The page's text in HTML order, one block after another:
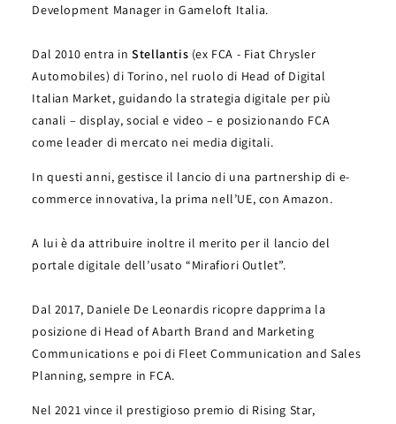
Development Manager in Gameloft Italia.
Dal 2010 entra inStellantis (ex FCA - Fiat Chrysler
Automobiles) di Torino, nel ruolo di Head of Digital
Italian Market, guidando la strategia digitale per più
canali – display, social e video – e posizionando FCA
come leader di mercato nei media digitali.
In questi anni, gestisce il lancio di una partnership di e-
commerce innovativa, la prima nell’UE, con Amazon.
A lui è da attribuire inoltre il merito per il lancio del
portale digitale dell’usato “Mirafiori Outlet”.
Dal 2017, Daniele De Leonardis ricopre dapprima la
posizione di Head of Abarth Brand and Marketing
Communications e poi di Fleet Communication and Sales
Planning, sempre in FCA.
Nel 2021 vince il prestigioso premio di Rising Star,